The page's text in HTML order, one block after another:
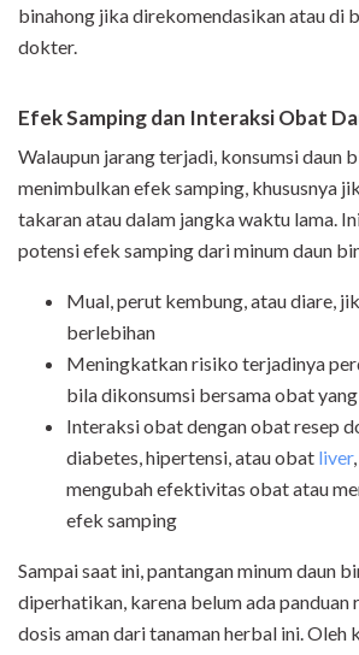
binahong jika direkomendasikan atau di
dokter.
Efek Samping dan Interaksi Obat
Walaupun jarang terjadi, konsumsi daun
menimbulkan efek samping, khususnya
takaran atau dalam jangka waktu lama.
potensi efek samping dari minum daun
Mual, perut kembung, atau diare,
berlebihan
Meningkatkan risiko terjadinya
bila dikonsumsi bersama obat
Interaksi obat dengan obat resep
diabetes, hipertensi, atau obat liver
mengubah efektivitas obat atau
efek samping
Sampai saat ini, pantangan minum daun
diperhatikan, karena belum ada panduan
dosis aman dari tanaman herbal ini. Oleh